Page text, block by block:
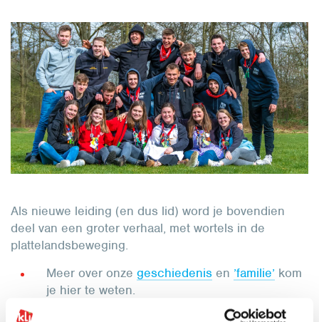
Als nieuwe leiding (en dus lid) word je bovendien
deel van een groter verhaal, met wortels in de
plattelandsbeweging.
Meer over onze geschiedenis en ’familie’ kom
je hier te weten.
KLJ-waarden en visie op groeien